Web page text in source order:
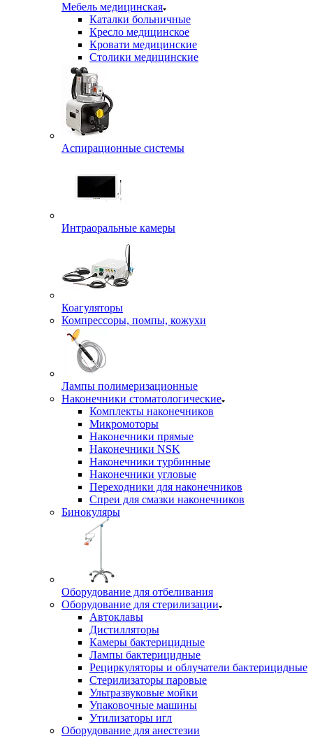
Мебель медицинская
Каталки больничные
Кресло медицинское
Кровати медицинские
Столики медицинские
Аспирационные системы
Интраоральные камеры
Коагуляторы
Компрессоры, помпы, кожухи
Лампы полимеризационные
Наконечники стоматологические
Комплекты наконечников
Микромоторы
Наконечники прямые
Наконечники NSK
Наконечники турбинные
Наконечники угловые
Переходники для наконечников
Спреи для смазки наконечников
Бинокуляры
Оборудование для отбеливания
Оборудование для стерилизации
Автоклавы
Дистилляторы
Камеры бактерицидные
Лампы бактерицидные
Рециркуляторы и облучатели бактерицидные
Стерилизаторы паровые
Ультразвуковые мойки
Упаковочные машины
Утилизаторы игл
Оборудование для анестезии